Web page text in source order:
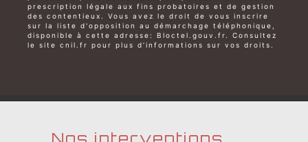
prescription légale aux fins probatoires et de gestion
des contentieux. Vous avez le droit de vous inscrire
sur la liste d'opposition au démarchage téléphonique,
disponible à cette adresse: Bloctel.gouv.fr . Consultez
le site cnil.fr pour plus d’informations sur vos droits.
Nos interventions